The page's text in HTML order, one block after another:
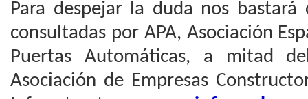
Para despejar la duda nos
consultadas por APA, Asociación
Puertas Automáticas, a mitad
Asociación de Empresas